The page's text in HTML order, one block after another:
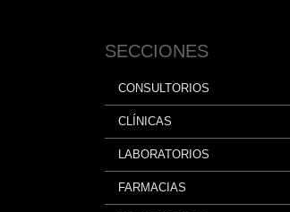
SECCIONES
CONSULTORIOS
CLÍNICAS
LABORATORIOS
FARMACIAS